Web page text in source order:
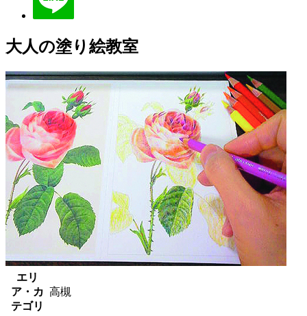
大人の塗り絵教室
エリ
ア・カ
テゴリ
高槻